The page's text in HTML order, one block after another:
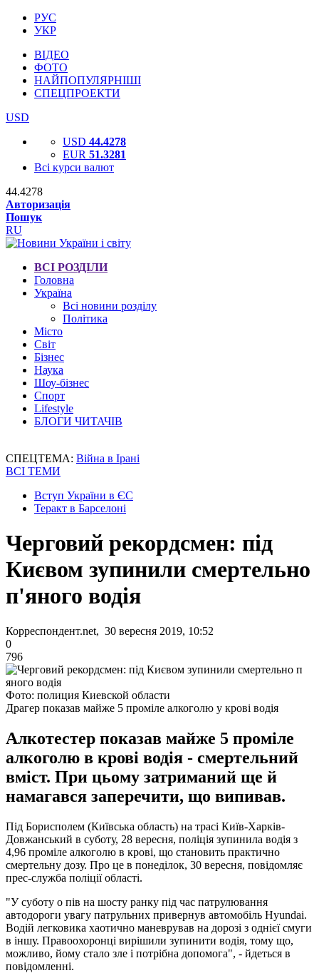
РУС
УКР
ВІДЕО
ФОТО
НАЙПОПУЛЯРНІШІ
СПЕЦПРОЕКТИ
USD
USD 44.4278
EUR 51.3281
Всі курси валют
44.4278
Авторизація
Пошук
RU
ВСІ РОЗДІЛИ
Головна
Україна
Всі новини розділу
Політика
Місто
Світ
Бізнес
Наука
Шоу-бізнес
Спорт
Lifestyle
БЛОГИ ЧИТАЧІВ
СПЕЦТЕМА: Війна в Ірані
ВСІ ТЕМИ
Вступ України в ЄС
Теракт в Барселоні
Черговий рекордсмен: під
Києвом зупинили смертельно
п'яного водія
Корреспондент.net, 30 вересня 2019, 10:52
0
796
Фото: полиция Киевской области
Драгер показав майже 5 проміле алкоголю у крові водія
Алкотестер показав майже 5 проміле
алкоголю в крові водія - смертельний
вміст. При цьому затриманий ще й
намагався заперечити, що випивав.
Під Борисполем (Київська область) на трасі Київ-Харків-
Довжанський в суботу, 28 вересня, поліція зупинила водія з
4,96 проміле алкоголю в крові, що становить практично
смертельну дозу. Про це в понеділок, 30 вересня, повідомляє
прес-служба поліції області.
"У суботу о пів на шосту ранку під час патрулювання
автодороги увагу патрульних привернув автомобіль Hyundai.
Водій легковика хаотично маневрував на дорозі з однієї смуги
в іншу. Правоохоронці вирішили зупинити водія, тому що,
можливо, йому стало зле і потрібна допомога", - йдеться в
повідомленні.